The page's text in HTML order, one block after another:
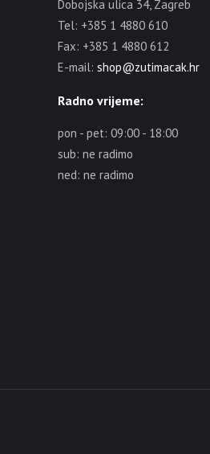
Dobojska ulica 34, Zagreb
Tel: +385 1 4880 610
Fax: +385 1 4880 612
E-mail: shop@zutimacak.hr
Radno vrijeme:
pon - pet: 09:00 - 18:00
sub: ne radimo
ned: ne radimo